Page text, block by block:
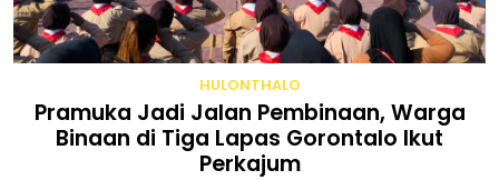
HULONTHALO
Pramuka Jadi Jalan Pembinaan, Warga
Binaan di Tiga Lapas Gorontalo Ikut
Perkajum